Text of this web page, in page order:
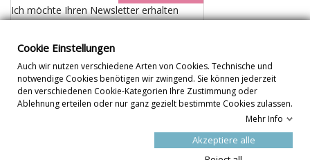
Ich möchte Ihren Newsletter erhalten
Cookie Einstellungen
Auch wir nutzen verschiedene Arten von Cookies. Technische und
notwendige Cookies benötigen wir zwingend. Sie können jederzeit
den verschiedenen Cookie-Kategorien Ihre Zustimmung oder
Ablehnung erteilen oder nur ganz gezielt bestimmte Cookies zulassen.
Mehr Info
Akzeptiere alle